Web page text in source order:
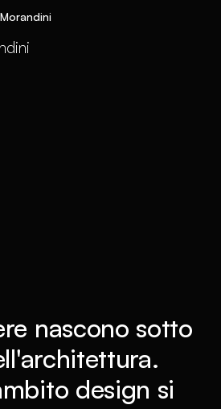
nascono sotto
design si